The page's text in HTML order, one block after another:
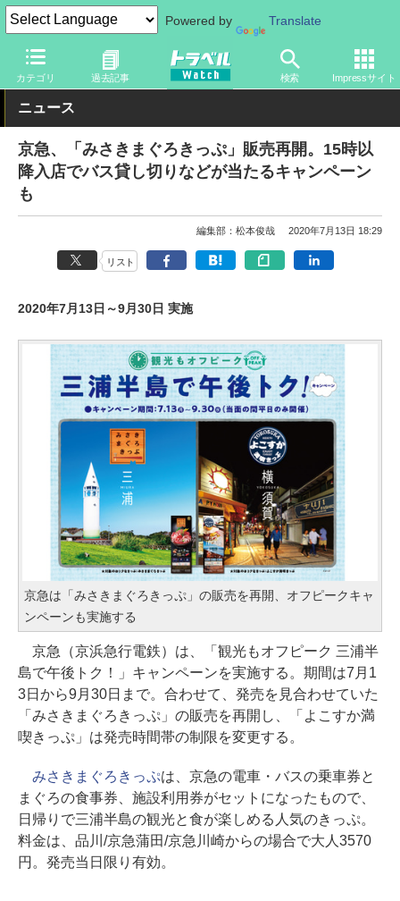
Powered by Translate
カテゴリ 過去記事 検索 Impressサイト
トラベル Watch 地域 国内旅行 関東
ニュース
京急、「みさきまぐろきっぷ」販売再開。15時以
降入店でバス貸し切りなどが当たるキャンペーン
も
編集部：松本俊哉 2020年7月13日 18:29
リスト
2020年7月13日～9月30日 実施
京急は「みさきまぐろきっぷ」の販売を再開、オフピークキャ
ンペーンも実施する
京急（京浜急行電鉄）は、「観光もオフピーク 三浦半
島で午後トク！」キャンペーンを実施する。期間は7月1
3日から9月30日まで。合わせて、発売を見合わせていた
「みさきまぐろきっぷ」の販売を再開し、「よこすか満
喫きっぷ」は発売時間帯の制限を変更する。
みさきまぐろきっぷは、京急の電車・バスの乗車券と
まぐろの食事券、施設利用券がセットになったもので、
日帰りで三浦半島の観光と食が楽しめる人気のきっぷ。
料金は、品川/京急蒲田/京急川崎からの場合で大人3570
円。発売当日限り有効。